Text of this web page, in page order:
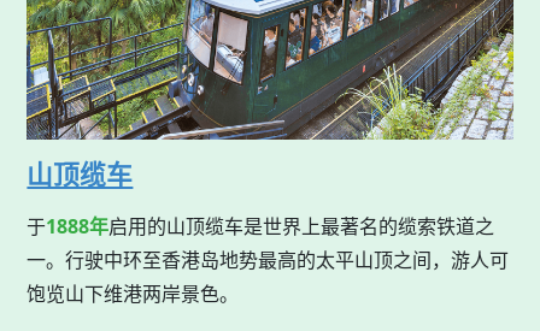
山顶缆车
于1888年启用的山顶缆车是世界上最著名的缆索铁道之
一。行驶中环至香港岛地势最高的太平山顶之间，游人可
饱览山下维港两岸景色。